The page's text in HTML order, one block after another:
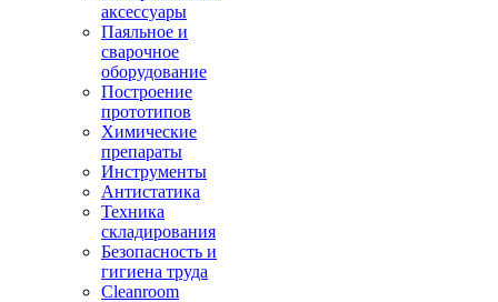
аксессуары
Паяльное и
сварочное
оборудование
Построение
прототипов
Химические
препараты
Инструменты
Aнтистатика
Техника
складирования
Безопасность и
гигиена труда
Cleanroom